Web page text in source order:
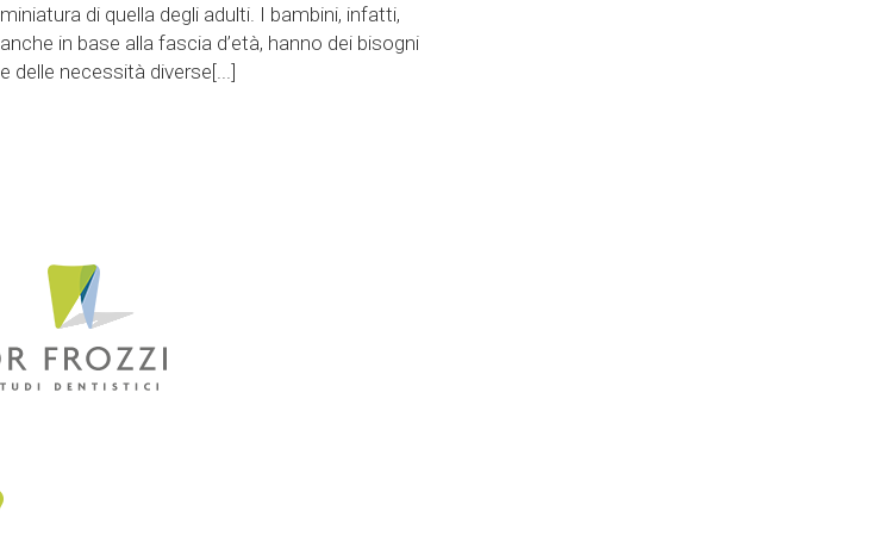
miniatura di quella degli adulti. I bambini, infatti,
anche in base alla fascia d’età, hanno dei bisogni
e delle necessità diverse[...]